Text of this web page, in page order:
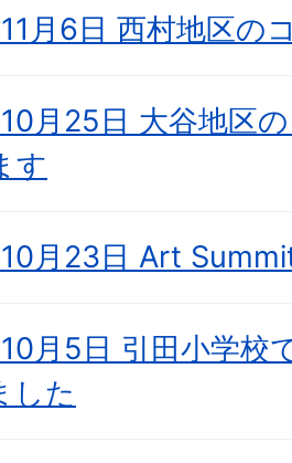
月6日 西村地区の
月25日 大谷地区
す
月23日 Art
月5日 引田小学校
した